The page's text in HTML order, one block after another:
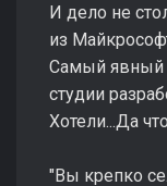
И дело не
из
Самый явный
студии
Хотели...Да
"Вы крепко